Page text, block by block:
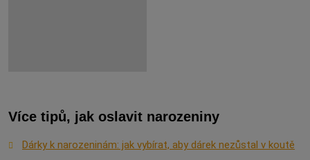
Více tipů, jak oslavit narozeniny
Dárky k narozeninám: jak vybírat, aby dárek nezůstal v koutě